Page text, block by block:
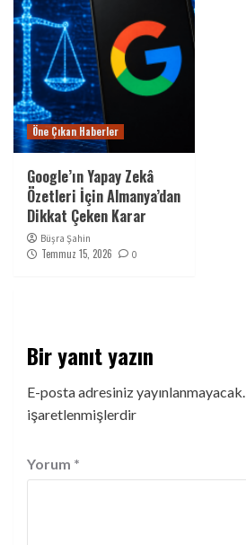
Öne Çıkan Haberler
Google’ın Yapay Zekâ
Özetleri İçin Almanya’dan
Dikkat Çeken Karar
Büşra Şahin
Temmuz 15, 2026 0
Bir yanıt yazın
E-posta adresiniz yayınlanmayacak.
işaretlenmişlerdir
Yorum *